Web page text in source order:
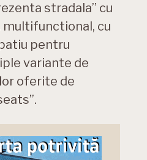
stradala” cu
cu
pentru
variante de
oferite de